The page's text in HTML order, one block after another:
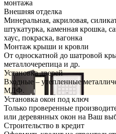
монтажа
Внешняя отделка
Минеральная, акриловая,
штукатурка, каменная крошка,
хаус, покраска, вагонка
Монтаж крыши и кровли
От односкатной до шатровой
металлочерепица и др.
Установка дверей
Входные – утепленные
МДФ.
Установка окон под ключ
Только проверенные
или деревянных окон на Ваш
Строительство в кредит